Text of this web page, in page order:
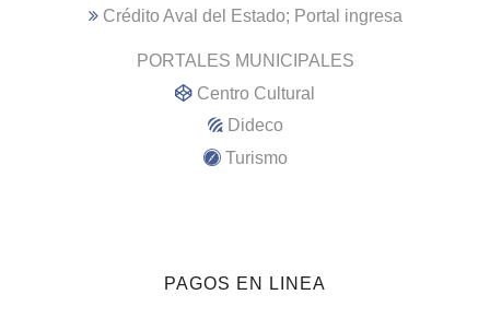
Crédito Aval del Estado; Portal ingresa
PORTALES MUNICIPALES
Centro Cultural
Dideco
Turismo
PAGOS EN LINEA